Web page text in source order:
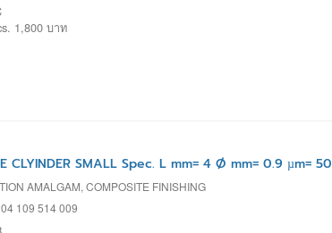
1,800 บาท
CLYINDER SMALL Spec. L mm= 4 Ø mm= 0.9 µm= 50
AMALGAM, COMPOSITE FINISHING
109 514 009